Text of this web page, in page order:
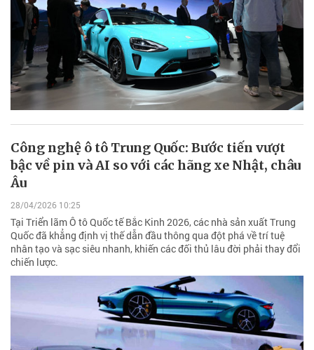
Công nghệ ô tô Trung Quốc: Bước tiến vượt
bậc về pin và AI so với các hãng xe Nhật, châu
Âu
28/04/2026 10:25
Tại Triển lãm Ô tô Quốc tế Bắc Kinh 2026, các nhà sản xuất Trung
Quốc đã khẳng định vị thế dẫn đầu thông qua đột phá về trí tuệ
nhân tạo và sạc siêu nhanh, khiến các đối thủ lâu đời phải thay đổi
chiến lược.